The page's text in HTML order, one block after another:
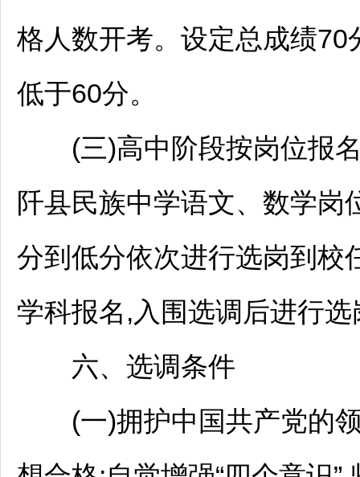
格人数开考。设定总成绩
低于60分。
(三)高中阶段按岗位报
阡县民族中学语文、数学岗
分到低分依次进行选岗到校
学科报名,入围选调后进行选
六、选调条件
(一)拥护中国共产党的领